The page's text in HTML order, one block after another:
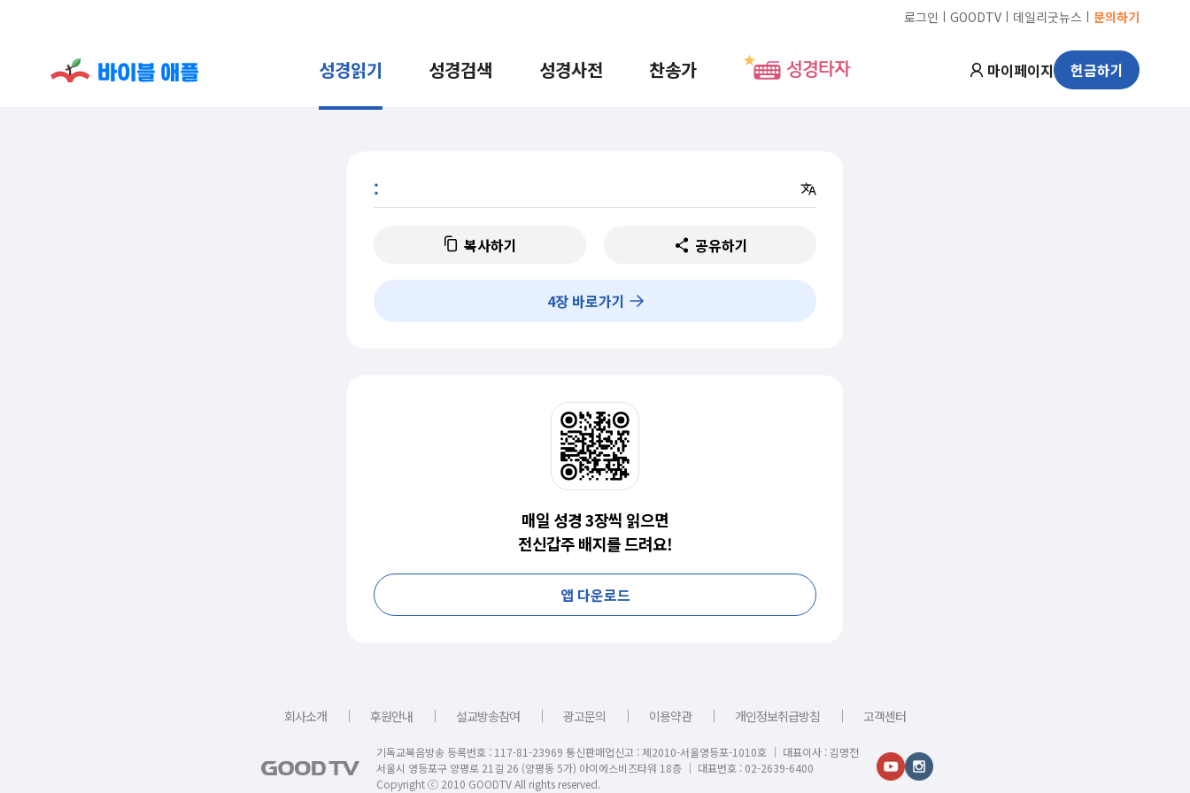
로그인 ㅣ GOODTV ㅣ 데일리굿뉴스 ㅣ 문의하기
성경읽기 성경검색 성경사전 찬송가 성경타자 마이페이지 헌금하기
:
복사하기 공유하기
4장 바로가기
매일 성경 3장씩 읽으면
전신갑주 배지를 드려요!
앱 다운로드
회사소개 ｜ 후원안내 ｜ 설교방송참여 ｜ 광고문의 ｜ 이용약관 ｜ 개인정보취급방침 ｜ 고객센터
기독교복음방송 등록번호 : 117-81-23969 통신판매업신고 : 제2010-서울영등포-1010호 │ 대표이사 : 김명전
서울시 영등포구 양평로 21길 26 (양평동 5가) 아이에스비즈타워 18층 │ 대표번호 : 02-2639-6400
Copyright ⓒ 2010 GOODTV All rights reserved.